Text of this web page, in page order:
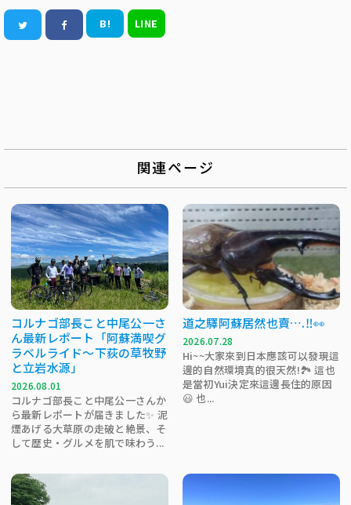
B! LINE
関連ページ
コルナゴ部長こと中尾公一さ
ん最新レポート「阿蘇満喫グ
ラベルライド～下荻の草牧野
と立岩水源」
2026.08.01
コルナゴ部長こと中尾公一さんか
ら最新レポートが届きました✨ 泥
煙あげる大草原の走破と絶景、そ
して歴史・グルメを肌で味わう...
道之驛阿蘇居然也賣….‼️👀
2026.07.28
Hi~~大家來到日本應該可以發現這
邊的自然環境真的很天然!🏞 這也
是當初Yui決定來這邊長住的原因
😃 也...